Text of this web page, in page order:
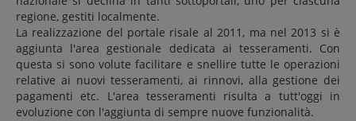
regione, gestiti localmente.
La realizzazione del portale risale al 2011, ma nel 2013 si è
aggiunta l'area gestionale dedicata ai tesseramenti. Con
questa si sono volute facilitare e snellire tutte le operazioni
relative ai nuovi tesseramenti, ai rinnovi, alla gestione dei
pagamenti etc. L'area tesseramenti risulta a tutt'oggi in
evoluzione con l'aggiunta di sempre nuove funzionalità.